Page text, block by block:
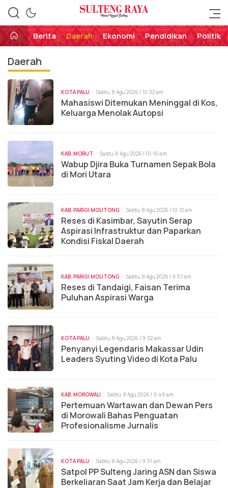
Sulteng Raya
Perekat Rakyat Sulteng
Berita
Daerah Ekonomi Pendidikan Politik
Daerah
KOTA PALU Sabtu, 8 Agu 2026 | 10:32 am
Mahasiswi Ditemukan Meninggal di Kos,
Keluarga Menolak Autopsi
KAB. MORUT Sabtu, 8 Agu 2026 | 10:16 am
Wabup Djira Buka Turnamen Sepak Bola
di Mori Utara
KAB. PARIGI MOUTONG Sabtu, 8 Agu 2026 | 10:12 am
Reses di Kasimbar, Sayutin Serap
Aspirasi Infrastruktur dan Paparkan
Kondisi Fiskal Daerah
KAB. PARIGI MOUTONG Sabtu, 8 Agu 2026 | 9:57 am
Reses di Tandaigi, Faisan Terima
Puluhan Aspirasi Warga
KOTA PALU Sabtu, 8 Agu 2026 | 9:52 am
Penyanyi Legendaris Makassar Udin
Leaders Syuting Video di Kota Palu
KAB. MOROWALI Sabtu, 8 Agu 2026 | 9:49 am
Pertemuan Wartawan dan Dewan Pers
di Morowali Bahas Penguatan
Profesionalisme Jurnalis
KOTA PALU Sabtu, 8 Agu 2026 | 9:31 am
Satpol PP Sulteng Jaring ASN dan Siswa
Berkeliaran Saat Jam Kerja dan Belajar